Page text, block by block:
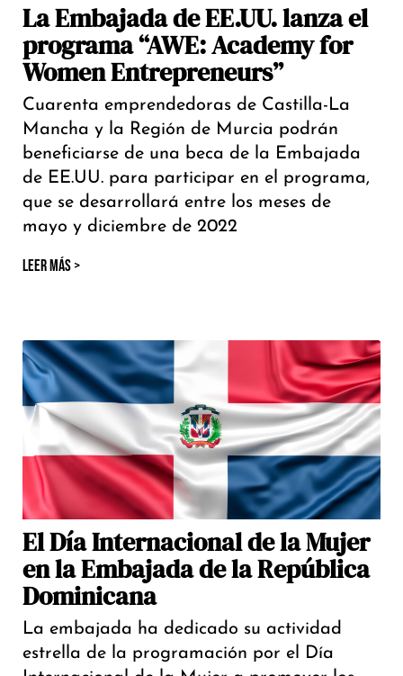
La Embajada de EE.UU. lanza el
programa “AWE: Academy for
Women Entrepreneurs”
Cuarenta emprendedoras de Castilla-La
Mancha y la Región de Murcia podrán
beneficiarse de una beca de la Embajada
de EE.UU. para participar en el programa,
que se desarrollará entre los meses de
mayo y diciembre de 2022
LEER MÁS >
El Día Internacional de la Mujer
en la Embajada de la República
Dominicana
La embajada ha dedicado su actividad
estrella de la programación por el Día